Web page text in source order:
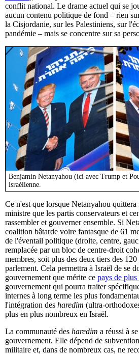
conflit national. Le drame actuel qui se
aucun contenu politique de fond – rien
la Cisjordanie, sur les Palestiniens, sur
pandémie – mais se concentre sur sa
Benjamin Netanyahou (ici avec Trump et
israélienne.
Ce n'est que lorsque Netanyahou quittera
ministre que les partis conservateurs et
rassembler et gouverner ensemble. Si
coalition bâtarde voire fantasque de 61
de l'éventail politique (droite, centre,
remplacée par un bloc de centre-droit
membres, soit plus des deux tiers des
parlement. Cela permettra à Israël de se
gouvernement que mérite ce pays de
gouvernement qui pourra traiter
internes à long terme les plus
l'intégration des haredim (ultra-
plus en plus nombreux en Israël.
La communauté des haredim a réussi à
gouvernement. Elle dépend de
militaire et, dans de nombreux cas, ne